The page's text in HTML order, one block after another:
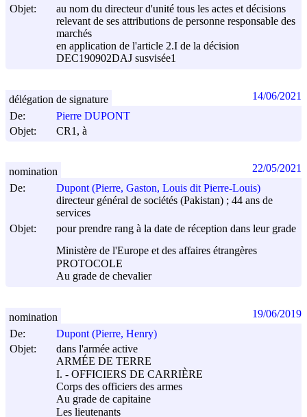
Objet:
au nom du directeur d'unité tous les actes et décisions
relevant de ses attributions de personne responsable des
marchés
en application de l'article 2.I de la décision
DEC190902DAJ susvisée1
De:
Pierre DUPONT
Objet:
CR1, à
délégation de signature 14/06/2021
De:
Dupont (Pierre, Gaston, Louis dit Pierre-Louis)
directeur général de sociétés (Pakistan) ; 44 ans de
services
Objet:
pour prendre rang à la date de réception dans leur grade
Ministère de l'Europe et des affaires étrangères
PROTOCOLE
Au grade de chevalier
nomination 22/05/2021
De:
Dupont (Pierre, Henry)
Objet:
dans l'armée active
ARMÉE DE TERRE
I. - OFFICIERS DE CARRIÈRE
Corps des officiers des armes
Au grade de capitaine
Les lieutenants
nomination 19/06/2019